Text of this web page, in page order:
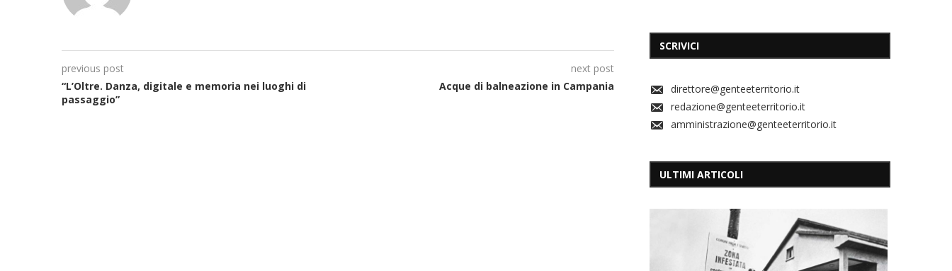
previous post
“L’Oltre. Danza, digitale e memoria nei luoghi di
passaggio”
next post
Acque di balneazione in Campania
SCRIVICI
direttore@genteeterritorio.it
redazione@genteeterritorio.it
amministrazione@genteeterritorio.it
ULTIMI ARTICOLI